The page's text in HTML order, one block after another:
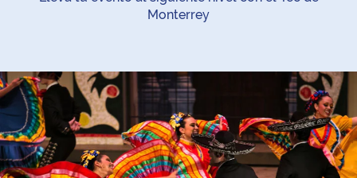
Monterrey